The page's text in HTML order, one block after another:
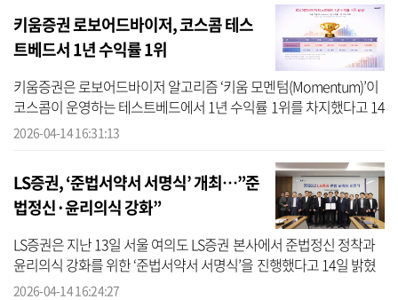
키움증권 로보어드바이저, 코스콤 테스
트베드서 1년 수익률 1위
키움증권은 로보어드바이저 알고리즘 ‘키움 모멘텀(Momentum)’이
코스콤이 운영하는 테스트베드에서 1년 수익률 1위를 차지했다고 14
일 밝혔다. 지난달 31일 테스트베드 센터 기준 1년 세전수익률은
2026-04-14 16:31:13
LS증권, ‘준법서약서 서명식’ 개최…”준
법정신·윤리의식 강화”
LS증권은 지난 13일 서울 여의도 LS증권 본사에서 준법정신 정착과
윤리의식 강화를 위한 ‘준법서약서 서명식’을 진행했다고 14일 밝혔
다. 이번 행사는 최근 금융권 전반에서 내부통제의 중요성이 커지는
2026-04-14 16:24:27